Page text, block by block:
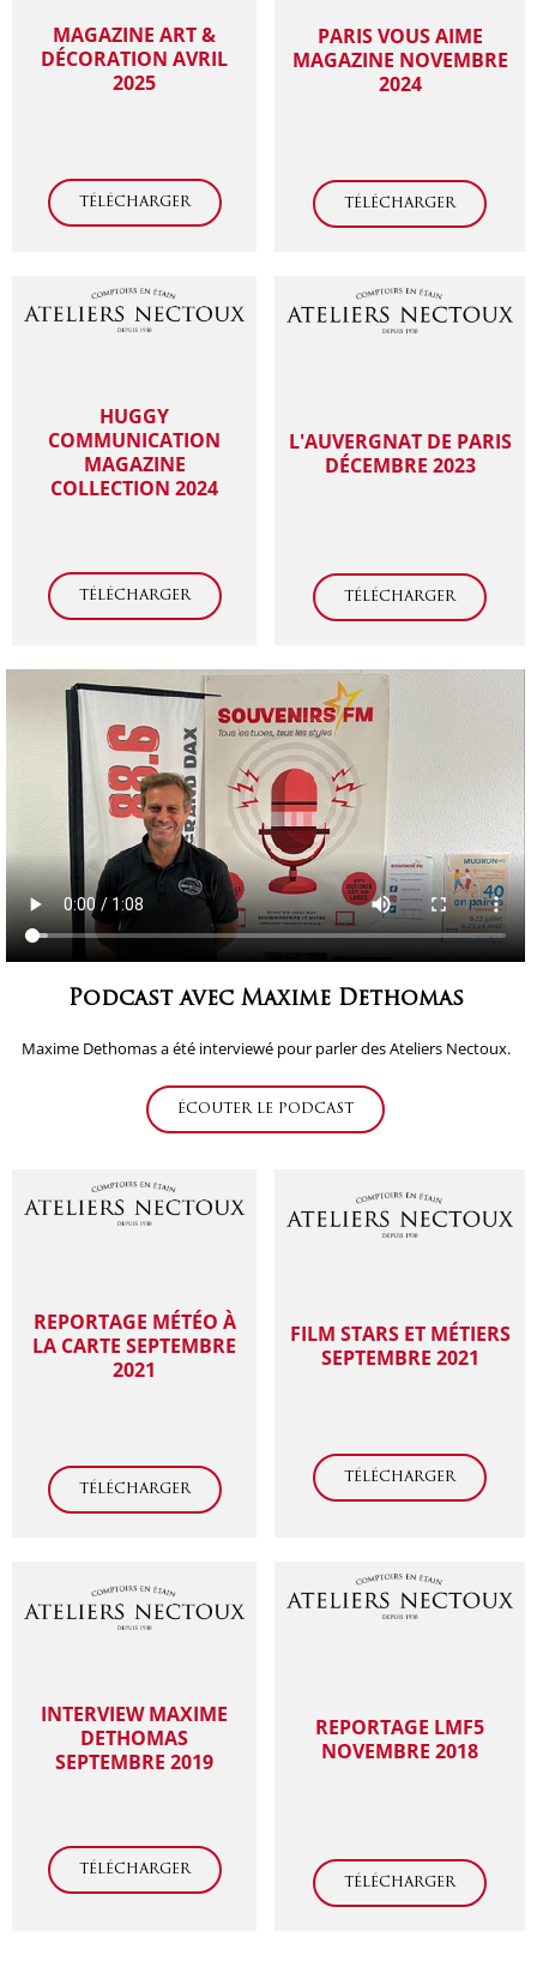
MAGAZINE ART &
DÉCORATION AVRIL
2025
TÉLÉCHARGER
PARIS VOUS AIME
MAGAZINE NOVEMBRE
2024
TÉLÉCHARGER
HUGGY
COMMUNICATION
MAGAZINE
COLLECTION 2024
TÉLÉCHARGER
L'AUVERGNAT DE PARIS
DÉCEMBRE 2023
TÉLÉCHARGER
Podcast avec Maxime Dethomas
Maxime Dethomas a été interviewé pour parler des Ateliers Nectoux.
ÉCOUTER LE PODCAST
REPORTAGE MÉTÉO À
LA CARTE SEPTEMBRE
2021
TÉLÉCHARGER
FILM STARS ET MÉTIERS
SEPTEMBRE 2021
TÉLÉCHARGER
INTERVIEW MAXIME
DETHOMAS
SEPTEMBRE 2019
TÉLÉCHARGER
REPORTAGE LMF5
NOVEMBRE 2018
TÉLÉCHARGER